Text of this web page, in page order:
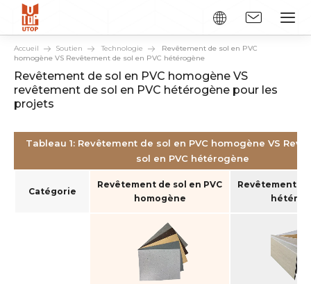
Accueil Soutien Technologie
Revêtement de sol en PVC
homogène VS Revêtement de sol en PVC hétérogène
Revêtement de sol en PVC homogène VS
revêtement de sol en PVC hétérogène pour les
projets
Tableau 1: Revêtement de sol en PVC homogène VS
sol en PVC hétérogène
Catégorie
Revêtement de sol en PVC
homogène
Revêtement de